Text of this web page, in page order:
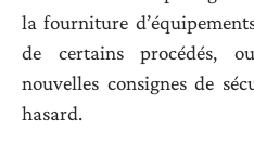
la fourniture
de certains procédés,
nouvelles consignes de
hasard.